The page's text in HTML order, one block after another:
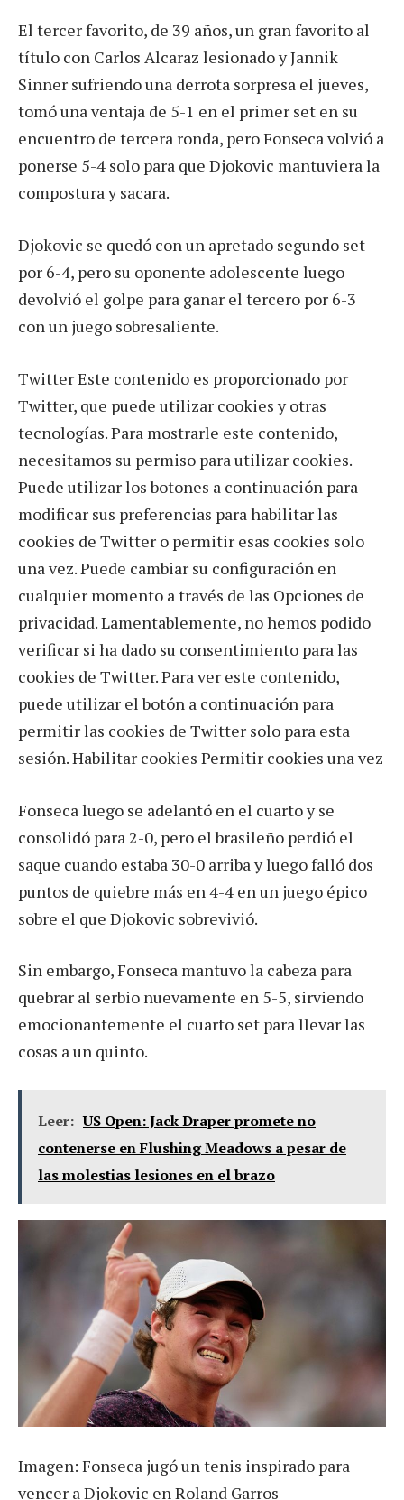
El tercer favorito, de 39 años, un gran favorito al
título con Carlos Alcaraz lesionado y Jannik
Sinner sufriendo una derrota sorpresa el jueves,
tomó una ventaja de 5-1 en el primer set en su
encuentro de tercera ronda, pero Fonseca volvió a
ponerse 5-4 solo para que Djokovic mantuviera la
compostura y sacara.
Djokovic se quedó con un apretado segundo set
por 6-4, pero su oponente adolescente luego
devolvió el golpe para ganar el tercero por 6-3
con un juego sobresaliente.
Twitter Este contenido es proporcionado por
Twitter, que puede utilizar cookies y otras
tecnologías. Para mostrarle este contenido,
necesitamos su permiso para utilizar cookies.
Puede utilizar los botones a continuación para
modificar sus preferencias para habilitar las
cookies de Twitter o permitir esas cookies solo
una vez. Puede cambiar su configuración en
cualquier momento a través de las Opciones de
privacidad. Lamentablemente, no hemos podido
verificar si ha dado su consentimiento para las
cookies de Twitter. Para ver este contenido,
puede utilizar el botón a continuación para
permitir las cookies de Twitter solo para esta
sesión. Habilitar cookies Permitir cookies una vez
Fonseca luego se adelantó en el cuarto y se
consolidó para 2-0, pero el brasileño perdió el
saque cuando estaba 30-0 arriba y luego falló dos
puntos de quiebre más en 4-4 en un juego épico
sobre el que Djokovic sobrevivió.
Sin embargo, Fonseca mantuvo la cabeza para
quebrar al serbio nuevamente en 5-5, sirviendo
emocionantemente el cuarto set para llevar las
cosas a un quinto.
Leer: US Open: Jack Draper promete no
contenerse en Flushing Meadows a pesar de
las molestias lesiones en el brazo
Imagen: Fonseca jugó un tenis inspirado para
vencer a Djokovic en Roland Garros